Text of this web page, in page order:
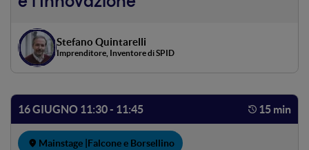
Stefano Quintarelli
Imprenditore, Inventore di SPID
16 GIUGNO 11:30 - 11:45 15 min
Mainstage | Falcone e Borsellino